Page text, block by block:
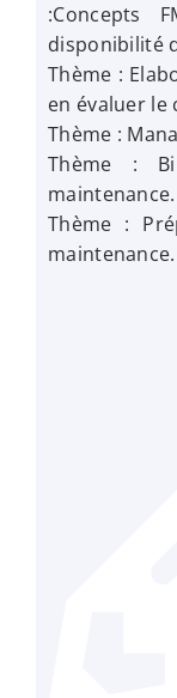
:Concepts
disponibilité
Thème :
en évaluer le
Thème :
Thème :
maintenance.
Thème :
maintenance.